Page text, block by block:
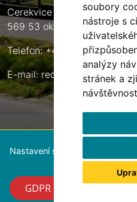
soubory
nástroje s
analýzy
stránek a
Cerekvice nad Loučnou 135
569 53 okres Svitavy
Telefon: +420 461 633 140
E-mail:
Nastavení souborů cookie
GDPR